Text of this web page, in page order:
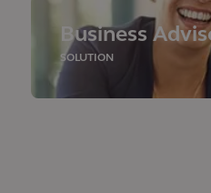
Business
SOLUTION